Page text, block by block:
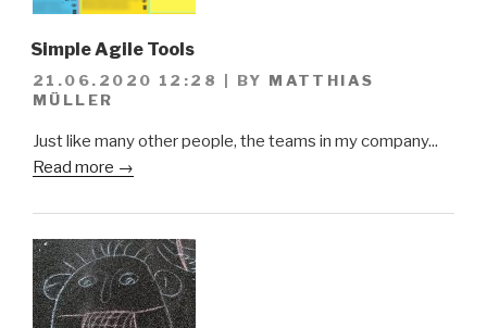
Simple Agile Tools
21.06.2020 12:28 BY MATTHIAS
MÜLLER
Just like many other people, the teams in my company...
Read more →